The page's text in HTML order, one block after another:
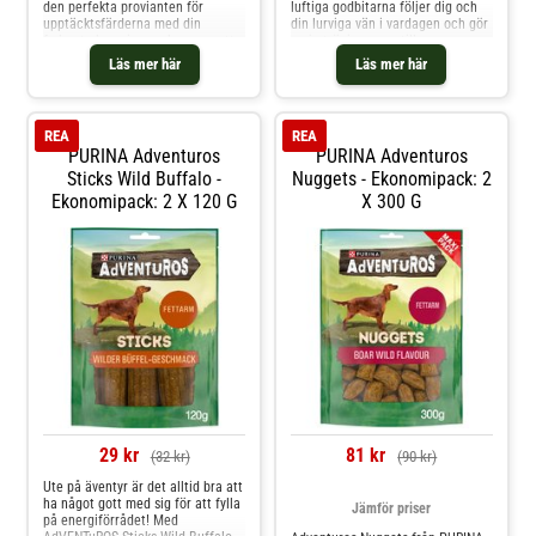
Läs mer här
den perfekta provianten för
upptäcktsfärderna med din
älska den utsökta smaken. De
fettsnåla godbitarna smakar
härligt av mustigt hjortkött. Den
Adventuros Strips Wild Deer
uppmuntrar hu
Läs mer här
luftiga godbitarna följer dig och
din lurviga vän i vardagen och gör
roligare. Ingen hund kan motstå
detta läckra godis. Bitarna är
lagom stora och formade så att
så d
PURINA Adventuros
Sticks Wild Buffalo -
Ekonomipack: 2 X 120 G
REA
29 kr (32 kr)
Ute på äventyr är det alltid bra att
ha något gott med sig för att fylla
på energiförrådet! Med
PURINA Adventuros
Nuggets - Ekonomipack: 2
X 300 G
REA
81 kr (90 kr)
Jämför priser